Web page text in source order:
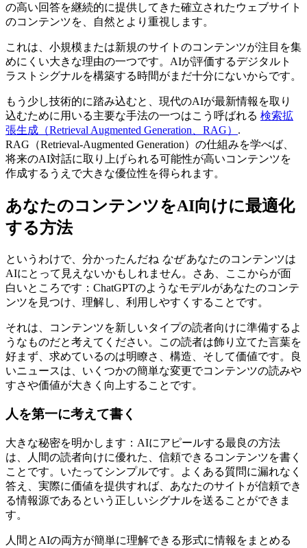
の高い回答を継続的に提供してきた確立されたウェブサイト
のコンテンツを、自然とより重視します。
これは、小規模または新規のサイトのコンテンツが注目を集
めにくい大きな理由の一つです。AIが評価するデジタルト
ラストシグナルを構築する時間がまだ十分にないからです。
もう少し技術的に踏み込むと、現代のAIが最新情報を取り
込むために用いる主要な手法の一つはこう呼ばれる 検索拡
張生成（Retrieval Augmented Generation、RAG） .
RAG（Retrieval-Augmented Generation）の仕組みを学べば、
将来のAI対話に取り上げられる可能性が高いコンテンツを
作成するうえで大きな優位性を得られます。
あなたのコンテンツをAI向けに最適化
する方法
というわけで、分かったんだね なぜあなたのコンテンツは
AIにとって見えないかもしれません。さあ、ここからが面
白いところです：ChatGPTのようなモデルがあなたのコンテ
ンツを見つけ、理解し、利用しやすくすることです。
それは、コンテンツを新しいタイプの読者向けに準備するよ
うなものだと考えてください。この読者は飾り立てた言葉を
好まず、求めているのは明瞭さ、構造、そして価値です。良
いニュースは、いくつかの簡単な変更でコンテンツの読みや
すさや価値が大きく向上することです。
人を第一に考えて書く
大きな秘密を明かします：AIにアピールする最良の方法
は、人間の読者向けに優れた、信頼できるコンテンツを書く
ことです。いたってシンプルです。よくある質問に漏れなく
答え、実際に価値を提供すれば、あなたのサイトが信頼でき
る情報源であるという正しいシグナルを送ることができま
す。
人間とAIの両方が簡単に理解できる形式に情報をまとめる